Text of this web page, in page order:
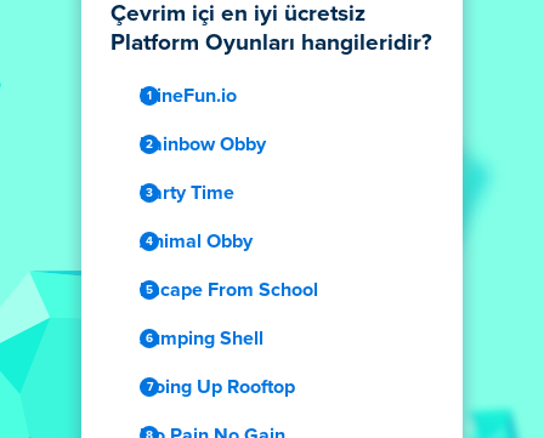
Çevrim içi en iyi ücretsiz
Platform Oyunları hangileridir?
MineFun.io
Rainbow Obby
Party Time
Animal Obby
Escape From School
Jumping Shell
Going Up Rooftop